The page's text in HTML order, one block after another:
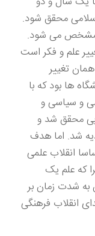
محقق شود.
مشخص می شود.
علم و فکر است
تغییر
ها بود که با
و سیاسی و
محقق شد و
شد. اما هدف
انقلاب علمی
که علم یک
به شدت زمان بر
انقلاب فرهنگی